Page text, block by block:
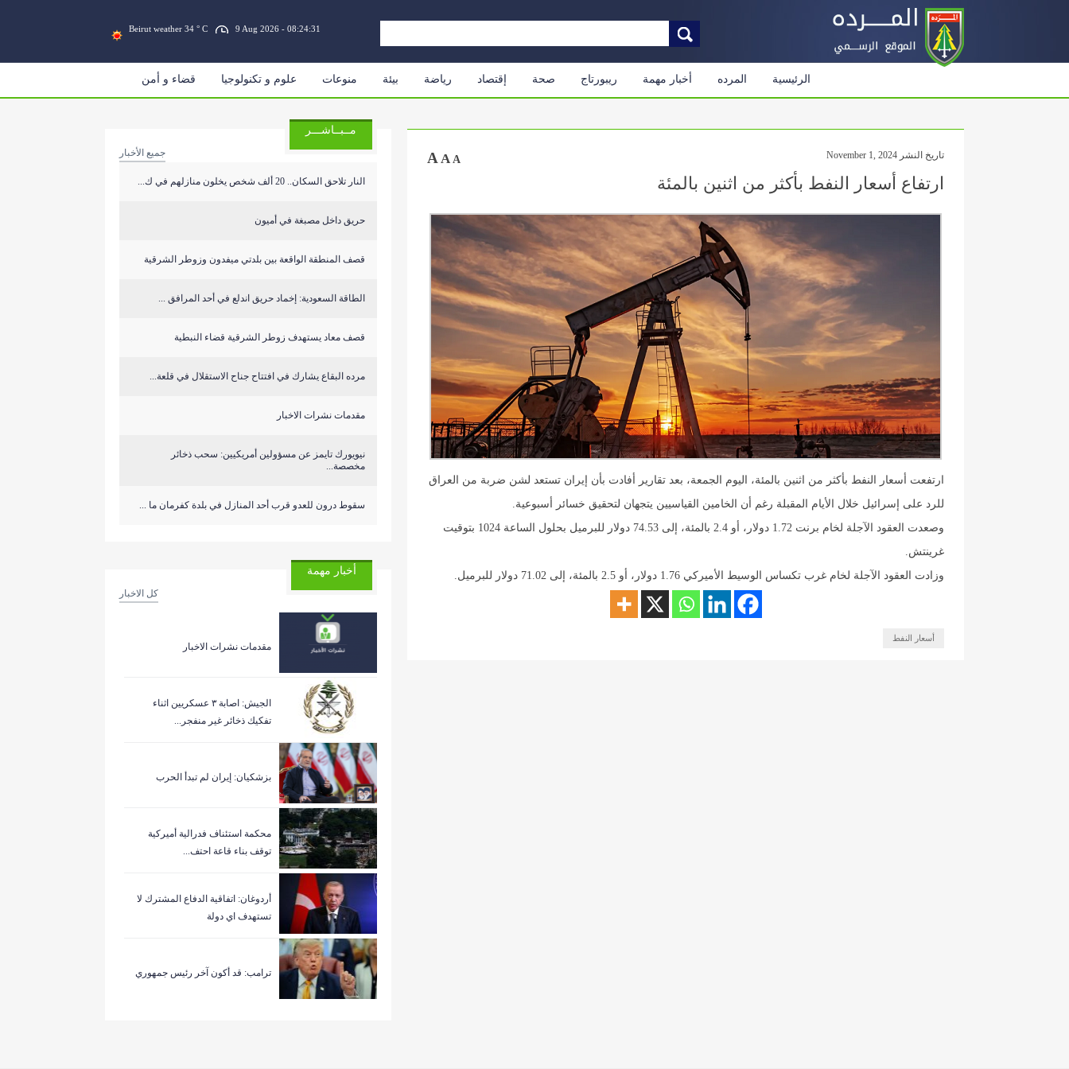
Beirut weather 34 ° C 9 Aug 2026 - 08:24:32
الرئيسية المرده أخبار مهمة ريبورتاج صحة إقتصاد رياضة بيئة منوعات علوم و تكنولوجيا قضاء و أمن
تاريخ النشر November 1, 2024 A A A
ارتفاع أسعار النفط بأكثر من اثنين بالمئة
ارتفعت أسعار النفط بأكثر من اثنين بالمئة، اليوم الجمعة، بعد تقارير أفادت بأن إيران تستعد لشن ضربة من العراق
للرد على إسرائيل خلال الأيام المقبلة رغم أن الخامين القياسيين يتجهان لتحقيق خسائر أسبوعية.
وصعدت العقود الآجلة لخام برنت 1.72 دولار، أو 2.4 بالمئة، إلى 74.53 دولار للبرميل بحلول الساعة 1024 بتوقيت
غرينتش.
وزادت العقود الآجلة لخام غرب تكساس الوسيط الأميركي 1.76 دولار، أو 2.5 بالمئة، إلى 71.02 دولار للبرميل.
أسعار النفط
مــبــاشـــر
جميع الأخبار
النار تلاحق السكان.. 20 ألف شخص يخلون منازلهم في ك...
حريق داخل مصبغة في أميون
قصف المنطقة الواقعة بين بلدتي ميفدون وزوطر الشرقية
‏الطاقة السعودية: إخماد حريق اندلع في أحد المرافق ...
قصف معاد يستهدف زوطر الشرقية قضاء النبطية
مرده البقاع يشارك في افتتاح جناح الاستقلال في قلعة...
مقدمات نشرات الاخبار
نيويورك تايمز عن مسؤولين أمريكيين: سحب ذخائر
مخصصة...
سقوط درون للعدو قرب أحد المنازل في بلدة كفرمان ما ...
أخبار مهمة
كل الاخبار
مقدمات نشرات الاخبار
الجيش: اصابة ٣ عسكريين اثناء
تفكيك ذخائر غير منفجر...
بزشكيان: إيران لم تبدأ الحرب
‏محكمة استئناف فدرالية أميركية
توقف بناء قاعة احتف...
أردوغان: اتفاقية الدفاع المشترك لا
تستهدف اي دولة
ترامب: قد أكون آخر رئيس جمهوري